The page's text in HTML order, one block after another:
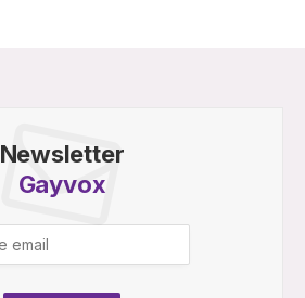
Newsletter
Gayvox